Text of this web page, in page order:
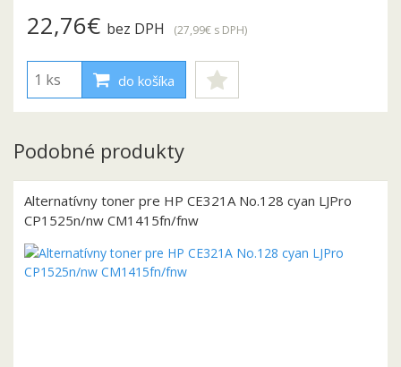
22,76€ bez DPH (27,99€ s DPH)
do košíka
Podobné produkty
Alternatívny toner pre HP CE321A No.128 cyan LJPro
CP1525n/nw CM1415fn/fnw